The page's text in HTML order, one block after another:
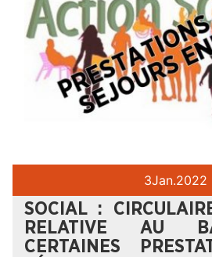
3Jan.2022
SOCIAL :
RELATIVE AU
CERTAINES